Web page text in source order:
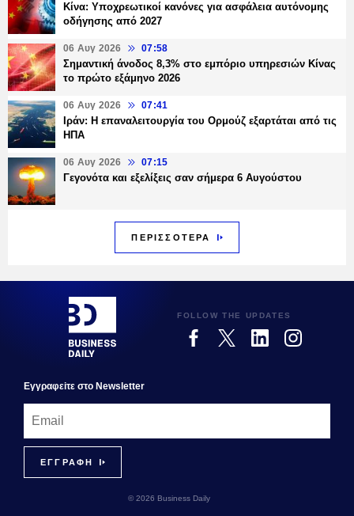
Κίνα: Υποχρεωτικοί κανόνες για ασφάλεια αυτόνομης
οδήγησης από 2027
06 Αυγ 2026 07:58
Σημαντική άνοδος 8,3% στο εμπόριο υπηρεσιών Κίνας
το πρώτο εξάμηνο 2026
06 Αυγ 2026 07:41
Ιράν: Η επαναλειτουργία του Ορμούζ εξαρτάται από τις
ΗΠΑ
06 Αυγ 2026 07:15
Γεγονότα και εξελίξεις σαν σήμερα 6 Αυγούστου
ΠΕΡΙΣΣΟΤΕΡΑ
FOLLOW THE UPDATES
Εγγραφεiτε στο Newsletter
© 2026 Business Daily